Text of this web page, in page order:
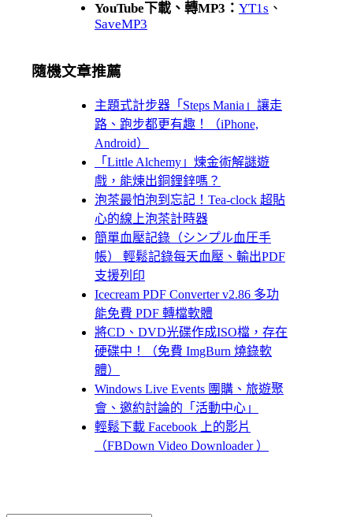
YouTube下載、轉MP3： YT1s 、
SaveMP3
隨機文章推薦
主題式計步器「Steps Mania」讓走
路、跑步都更有趣！（iPhone,
Android）
「Little Alchemy」煉金術解謎遊
戲，能煉出銅鋰鋅嗎？
泡茶最怕泡到忘記！Tea-clock 超貼
心的線上泡茶計時器
簡單血壓記錄（シンプル血圧手
帳） 輕鬆記錄每天血壓、輸出PDF
支援列印
Icecream PDF Converter v2.86 多功
能免費 PDF 轉檔軟體
將CD、DVD光碟作成ISO檔，存在
硬碟中！（免費 ImgBurn 燒錄軟
體）
Windows Live Events 團購、旅遊聚
會、邀約討論的「活動中心」
輕鬆下載 Facebook 上的影片
（FBDown Video Downloader ）